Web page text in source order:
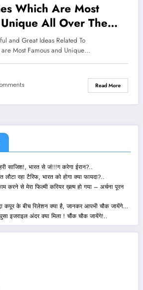
Which Are Most
All Over The
and Great Ideas Related To
Most Famous and Unique…
Read More
साजिश!, भारत से जं!!!ग करेगा ईरान?..
रहा टैरिफ, भारत को होगा क्या फायदा?..
करने से मेरा फिल्मी करियर ख़त्म हो गया – अर्चना पूरन
कपूर के बीच रिलेशन क्या है, जानकर आपभी चौक जायेंगे…
इजराइल अंदर क्या मिला ! चौंक चौक जायेंगे!..